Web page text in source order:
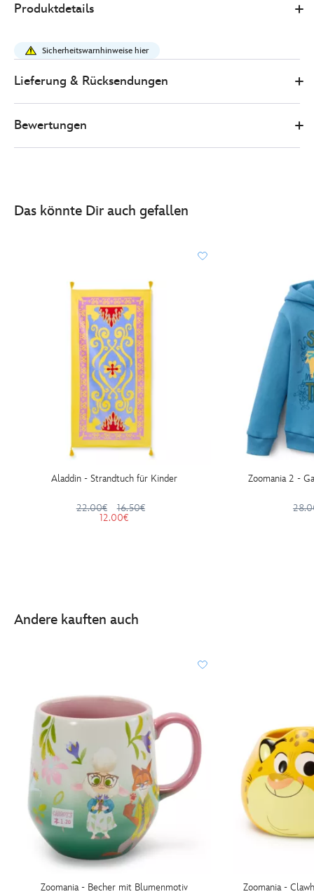
Store
12.50
fleece-
434110202526.html
Produktdetails
Sicherheitswarnhinweise hier
Lieferung & Rücksendungen
Bewertungen
Das könnte Dir auch gefallen
Aladdin - Strandtuch für Kinder
22.00€
16.50€
12.00€
Zoomania 2 -
Andere kauften auch
Zoomania - Becher mit Blumenmotiv Zoomania -